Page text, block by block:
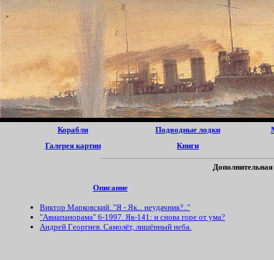
Корабли Подводные лодки
Галерея картин
Книги
Описание
Виктор Марковский. "Я - Як... неудачник?.."
"Авиапанорама" 6-1997. Як-141: и снова горе от ума?
Андрей Гeоргиев. Самолёт, лишённый неба.